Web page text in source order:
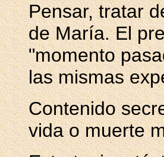
Pensar, tratar
de María. El
"momento
las mismas
Contenido
vida o muerte